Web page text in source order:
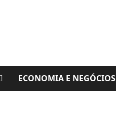
ECONOMIA E NEGÓCIOS